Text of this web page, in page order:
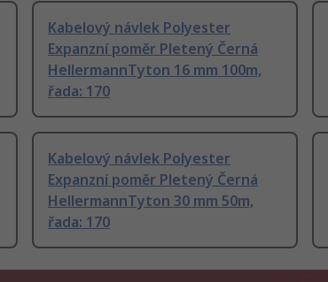
Kabelový návlek Polyester
Expanzní poměr Pletený Černá
HellermannTyton 16 mm 100m,
řada: 170
Kabelový návlek Polyester
Expanzní poměr Pletený Černá
HellermannTyton 30 mm 50m,
řada: 170